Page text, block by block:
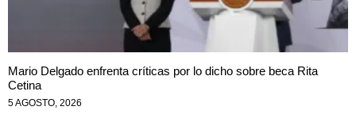
Mario Delgado enfrenta críticas por lo dicho sobre beca Rita
Cetina
5 AGOSTO, 2026